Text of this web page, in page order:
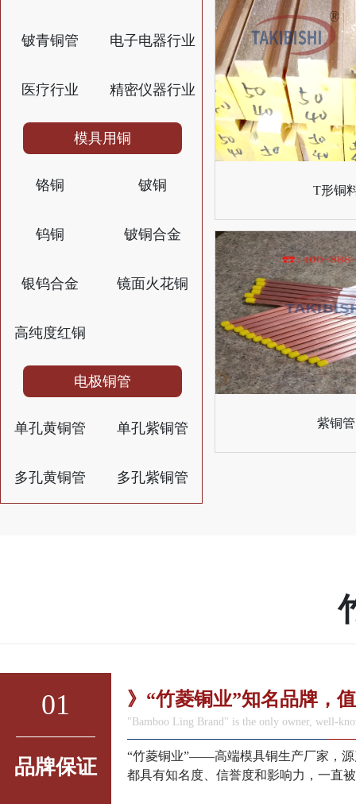
铍青铜管 电子电器行业
医疗行业 精密仪器行业
模具用铜
铬铜 铍铜
钨铜 铍铜合金
银钨合金 镜面火花铜
高纯度红铜
电极铜管
单孔黄铜管 单孔紫铜管
多孔黄铜管 多孔紫铜管
T形铜
紫铜管
01
品牌保证
》“竹菱铜业”知名品牌，
"Bamboo Ling Brand" is the only owner, well-
“竹菱铜业”——高端模具铜生产厂家，
都具有知名度、信誉度和影响力，一直